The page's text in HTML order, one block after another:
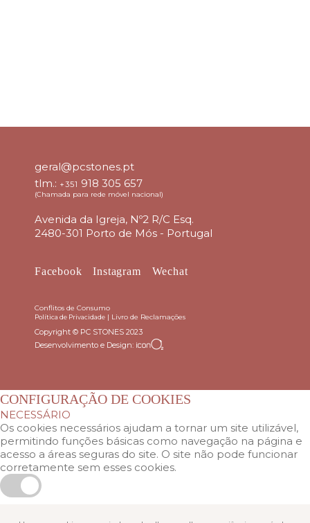
geral@pcstones.pt
tlm.: +351 918 305 657
(Chamada para rede móvel nacional)
Avenida da Igreja, Nº2 R/C Esq.
2480-301 Porto de Mós - Portugal
Facebook Instagram Wechat
Conflitos de Consumo
Política de Privacidade | Livro de Reclamações
Copyright © PC STONES 2023
Desenvolvimento e Design:
CONFIGURAÇÃO DE COOKIES
NECESSÁRIO
Os cookies necessários ajudam a tornar um site utilizável,
permitindo funções básicas como navegação na página e
acesso a áreas seguras do site. O site não pode funcionar
corretamente sem esses cookies.